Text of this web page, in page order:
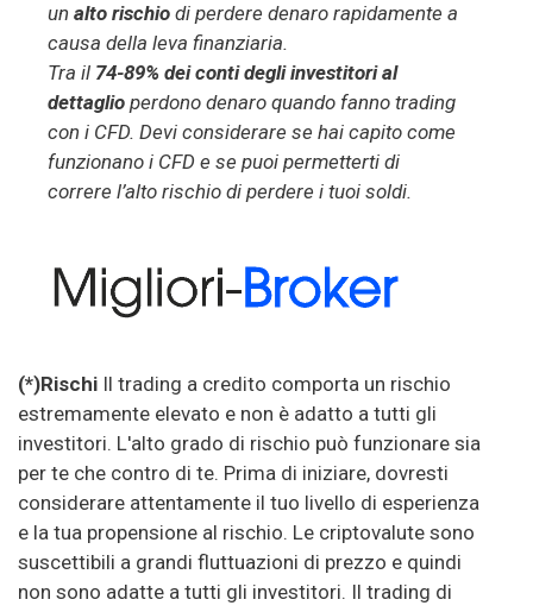
un alto rischio di perdere denaro rapidamente a
causa della leva finanziaria.
Tra il 74-89% dei conti degli investitori al
dettaglio perdono denaro quando fanno trading
con i CFD. Devi considerare se hai capito come
funzionano i CFD e se puoi permetterti di
correre l’alto rischio di perdere i tuoi soldi.
(*)Rischi Il trading a credito comporta un rischio
estremamente elevato e non è adatto a tutti gli
investitori. L'alto grado di rischio può funzionare sia
per te che contro di te. Prima di iniziare, dovresti
considerare attentamente il tuo livello di esperienza
e la tua propensione al rischio. Le criptovalute sono
suscettibili a grandi fluttuazioni di prezzo e quindi
non sono adatte a tutti gli investitori. Il trading di